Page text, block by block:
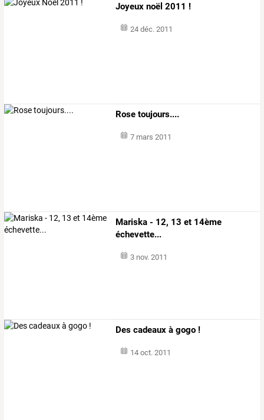
Joyeux noël 2011 !
24 déc. 2011
Rose toujours....
7 mars 2011
Mariska - 12, 13 et 14ème
échevette...
3 nov. 2011
Des cadeaux à gogo !
14 oct. 2011